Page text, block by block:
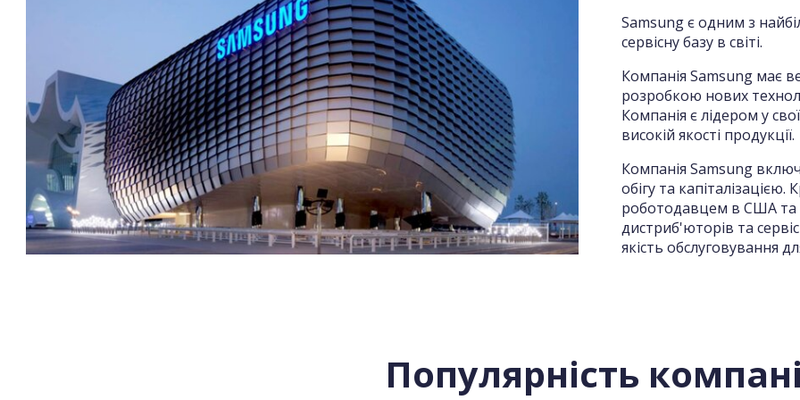
Samsung є одним з
сервісну базу в світі.
Компанія Samsung має
розробкою нових
Компанія є лідером у
високій якості продукції.
Компанія Samsung
обігу та
роботодавцем в США та
дистриб'юторів та
якість обслуговування
Популярність